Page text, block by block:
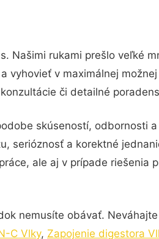
Našimi rukami prešlo veľké
vyhovieť v maximálnej
či detailné
skúseností, odbornosti
serióznosť a korektné
ale aj v prípade
nemusíte obávať.
C Vlky, Zapojenie digestora